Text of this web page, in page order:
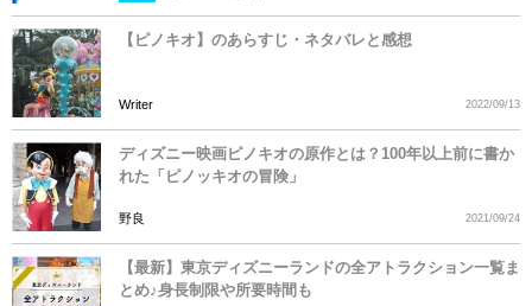
【ピノキオ】のあらすじ・ネタバレと感想
Writer 2022/09/13
ディズニー映画ピノキオの原作とは？100年以上前に書か
れた「ピノッキオの冒険」
野良 2021/09/24
【最新】東京ディズニーランドの全アトラクション一覧ま
とめ♪身長制限や所要時間も